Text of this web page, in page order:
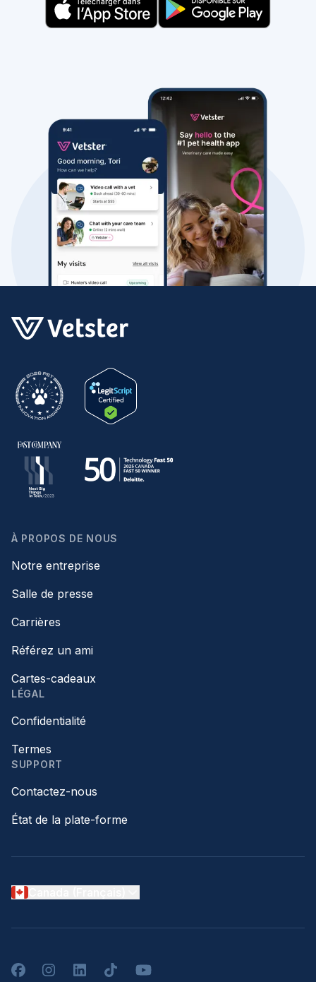
À PROPOS DE NOUS
Notre entreprise
Salle de presse
Carrières
Référez un ami
Cartes-cadeaux
LÉGAL
Confidentialité
Termes
SUPPORT
Contactez-nous
État de la plate-forme
FacebookInstagramLinkedInTikTokYouTube